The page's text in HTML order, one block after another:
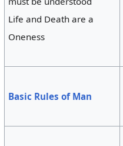
Life and Death are a
Oneness
Basic Rules of Man